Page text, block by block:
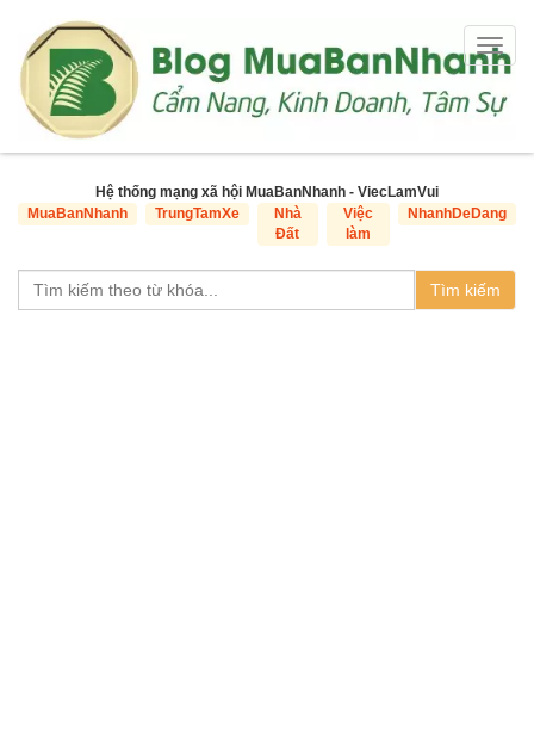
Hệ thống mạng xã hội MuaBanNhanh - ViecLamVui
MuaBanNhanh
TrungTamXe
Nhà
Đất
Việc
làm
NhanhDeDang
Tìm kiếm